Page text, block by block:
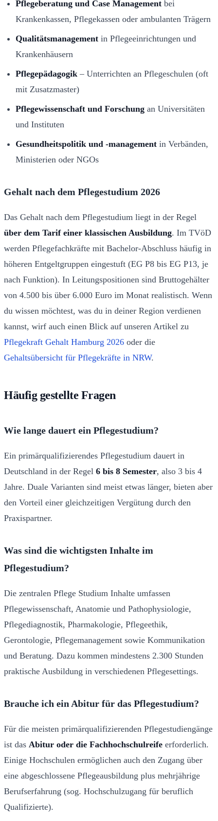
Pflegeberatung und Case Management bei
Krankenkassen, Pflegekassen oder ambulanten Trägern
Qualitätsmanagement in Pflegeeinrichtungen und
Krankenhäusern
Pflegepädagogik – Unterrichten an Pflegeschulen (oft
mit Zusatzmaster)
Pflegewissenschaft und Forschung an Universitäten
und Instituten
Gesundheitspolitik und -management in Verbänden,
Ministerien oder NGOs
Gehalt nach dem Pflegestudium 2026
Das Gehalt nach dem Pflegestudium liegt in der Regel
über dem Tarif einer klassischen Ausbildung. Im TVöD
werden Pflegefachkräfte mit Bachelor-Abschluss häufig in
höheren Entgeltgruppen eingestuft (EG P8 bis EG P13, je
nach Funktion). In Leitungspositionen sind Bruttogehälter
von 4.500 bis über 6.000 Euro im Monat realistisch. Wenn
du wissen möchtest, was du in deiner Region verdienen
kannst, wirf auch einen Blick auf unseren Artikel zu
Pflegekraft Gehalt Hamburg 2026 oder die
Gehaltsübersicht für Pflegekräfte in NRW.
Häufig gestellte Fragen
Wie lange dauert ein Pflegestudium?
Ein primärqualifizierendes Pflegestudium dauert in
Deutschland in der Regel 6 bis 8 Semester, also 3 bis 4
Jahre. Duale Varianten sind meist etwas länger, bieten aber
den Vorteil einer gleichzeitigen Vergütung durch den
Praxispartner.
Was sind die wichtigsten Inhalte im
Pflegestudium?
Die zentralen Pflege Studium Inhalte umfassen
Pflegewissenschaft, Anatomie und Pathophysiologie,
Pflegediagnostik, Pharmakologie, Pflegeethik,
Gerontologie, Pflegemanagement sowie Kommunikation
und Beratung. Dazu kommen mindestens 2.300 Stunden
praktische Ausbildung in verschiedenen Pflegesettings.
Brauche ich ein Abitur für das Pflegestudium?
Für die meisten primärqualifizierenden Pflegestudiengänge
ist das Abitur oder die Fachhochschulreife erforderlich.
Einige Hochschulen ermöglichen auch den Zugang über
eine abgeschlossene Pflegeausbildung plus mehrjährige
Berufserfahrung (sog. Hochschulzugang für beruflich
Qualifizierte).